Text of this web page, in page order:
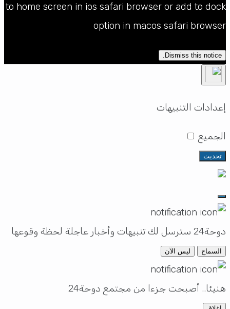
to home screen in ios safari browser or add to dock
option in macos safari browser
Dismiss this notice.
إعدادات التنبيهات
الجميع
تحديث
دوحة24 سترسل لك تنبيهات وأخبار عاجلة لحظة وقوعها
السماح ليس الآن
هنيئا.. أصبحت جزءا من مجتمع دوحة24